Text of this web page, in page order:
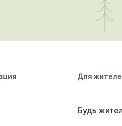
Для
Будь